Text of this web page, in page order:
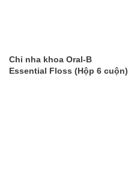
Chỉ nha khoa Oral-B
Essential Floss (Hộp 6 cuộn)